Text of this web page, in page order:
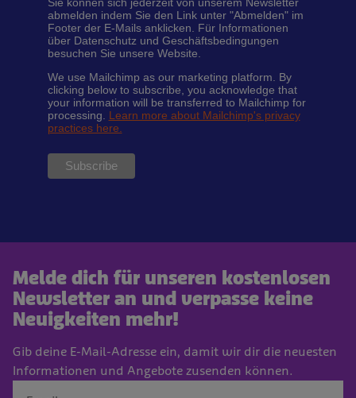
abmelden indem Sie den Link unter "Abmelden" im
Footer der E-Mails anklicken. Für Informationen
über Datenschutz und Geschäftsbedingungen
besuchen Sie unsere Website.
We use Mailchimp as our marketing platform. By
clicking below to subscribe, you acknowledge that
your information will be transferred to Mailchimp for
processing. Learn more about Mailchimp's privacy
practices here.
Melde dich für unseren kostenlosen
Newsletter an und verpasse keine
Neuigkeiten mehr!
Gib deine E-Mail-Adresse ein, damit wir dir die neuesten
Informationen und Angebote zusenden können.